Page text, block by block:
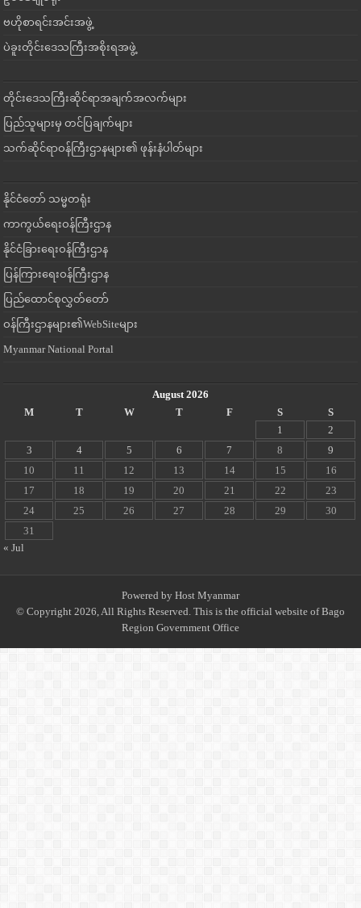
ဗဟိုစာရင်းအင်းအဖွဲ့
ပဲခူးတိုင်းဒေသကြီးအစိုးရအဖွဲ့
တိုင်းဒေသကြီးဆိုင်ရာအချက်အလက်များ
ပြည်သူများမှ တင်ပြချက်များ
သက်ဆိုင်ရာဝန်ကြီးဌာနများ၏ ဖုန်းနံပါတ်များ
နိုင်ငံတော် သမ္မတရုံး
ကာကွယ်ရေးဝန်ကြီးဌာန
နိုင်ငံခြားရေးဝန်ကြီးဌာန
ပြန်ကြားရေးဝန်ကြီးဌာန
ပြည်ထောင်စုလွှတ်တော်
ဝန်ကြီးဌာနများ၏WebSiteများ
Myanmar National Portal
August 2026
M
T W T F S
S
1
2
3
4 5 6 7 8
9
10
11 12 13 14 15
16
17
18 19 20 21 22
23
24
25 26 27 28 29
30
31
« Jul
Powered by Host Myanmar
© Copyright 2026, All Rights Reserved. This is the official website of Bago
Region Government Office